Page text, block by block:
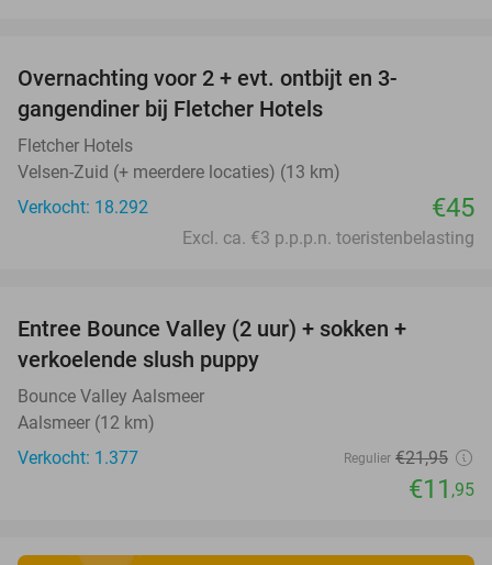
Overnachting voor 2 + evt. ontbijt en 3-
gangendiner bij Fletcher Hotels
Fletcher Hotels
Velsen-Zuid (+ meerdere locaties) (13 km)
Verkocht: 18.292
€45
Excl. ca. €3 p.p.p.n. toeristenbelasting
Entree Bounce Valley (2 uur) + sokken +
verkoelende slush puppy
Bounce Valley Aalsmeer
Aalsmeer (12 km)
Verkocht: 1.377
Regulier €21,95
€11 ,95